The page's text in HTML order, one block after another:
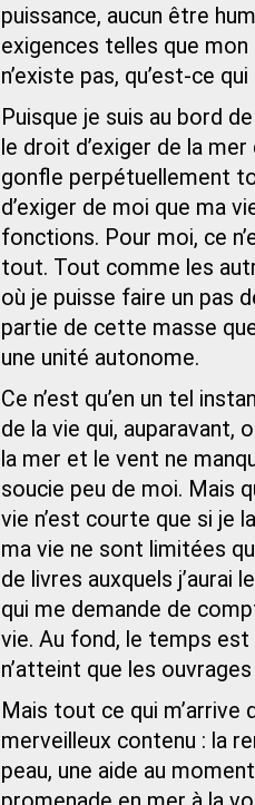
puissance, aucun être
exigences telles que mon
n’existe pas, qu’est-ce
Puisque je suis au bord
le droit d’exiger de la
gonfle perpétuellement
d’exiger de moi que ma
fonctions. Pour moi, ce
tout. Tout comme les
où je puisse faire un pas
partie de cette masse
une unité autonome.
Ce n’est qu’en un tel
de la vie qui, auparavant,
la mer et le vent ne
soucie peu de moi. Mais
vie n’est courte que si je
ma vie ne sont limitées
de livres auxquels j’aurai
qui me demande de
vie. Au fond, le temps
n’atteint que les
Mais tout ce qui
merveilleux contenu : la
peau, une aide au